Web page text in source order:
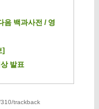
음 백과사전 / 영
]
발표
trackback